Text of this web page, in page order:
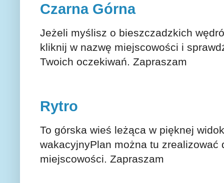
Czarna Górna
Jeżeli myślisz o bieszczadzkich
kliknij w nazwę miejscowości i
Twoich oczekiwań. Zapraszam
Rytro
To górska wieś leżąca w pięknej
wakacyjnyPlan można tu
miejscowości. Zapraszam